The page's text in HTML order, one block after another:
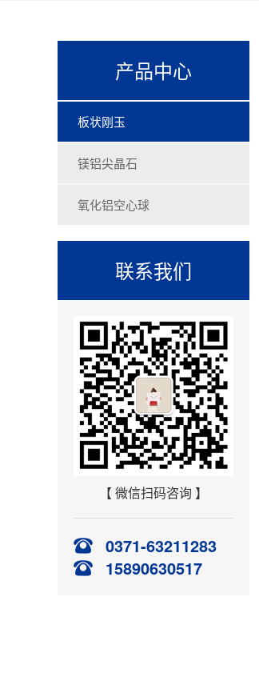
产品中心
板状刚玉
镁铝尖晶石
氧化铝空心球
联系我们
【 微信扫码咨询 】
0371-63211283
15890630517